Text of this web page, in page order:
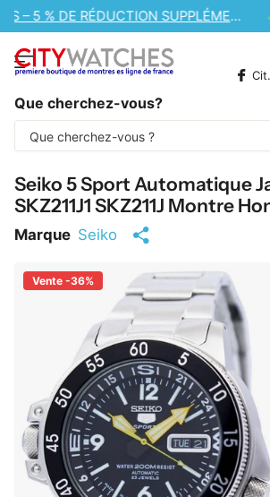
VENTE DE MONTRES CASIO – 10 % DE
Que cherchez-vous?
Une partie du contenu est
automatiquement.
Seiko 5 Sport Automatique
SKZ211J1 SKZ211J Montre
Marque Seiko
Vente -36%